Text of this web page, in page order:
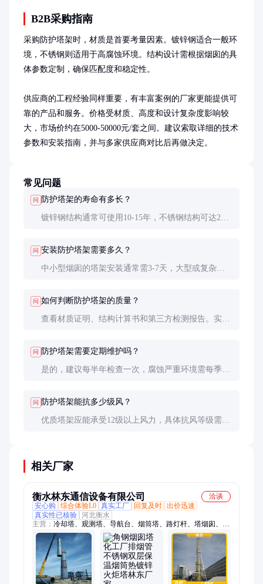
B2B采购指南
采购防护塔架时，材质是首要考量因素。镀锌钢适合一般环
境，不锈钢则适用于高腐蚀环境。结构设计需根据烟囱的具
体参数定制，确保匹配度和稳定性。
供应商的工程经验同样重要，有丰富案例的厂家更能提供可
靠的产品和服务。价格受材质、高度和设计复杂度影响较
大，市场价约在5000-50000元/套之间。建议索取详细的技术
参数和安装指南，并与多家供应商对比后再做决定。
常见问题
问 防护塔架的寿命有多长？
镀锌钢结构通常可使用10-15年，不锈钢结构可达20
问 安装防护塔架需要多久？
中小型烟囱的塔架安装通常需3-7天，大型或复杂结
问 如何判断防护塔架的质量？
查看材质证明、结构计算书和第三方检测报告。实地
问 防护塔架需要定期维护吗？
是的，建议每半年检查一次，腐蚀严重环境需每季度
问 防护塔架能抗多少级风？
优质塔架应能承受12级以上风力，具体抗风等级需根
相关厂家
衡水林东通信设备有限公司
洽谈
安心购
综合体验L0 真实工厂 回复及时 出价迅速
真实性已核验 河北衡水
主营： 冷却塔、观测塔、导航台、烟筒塔、路灯杆、塔烟囱、铁
塔etc、监控塔、钢管杆、etc门架、高速etc、安装etc、pvc填料、
钢结构、避雷塔、角钢塔、热镀锌、中波塔、通讯塔、led灯头、
电力杆、高杆灯、仿生塔、照明led、通量塔